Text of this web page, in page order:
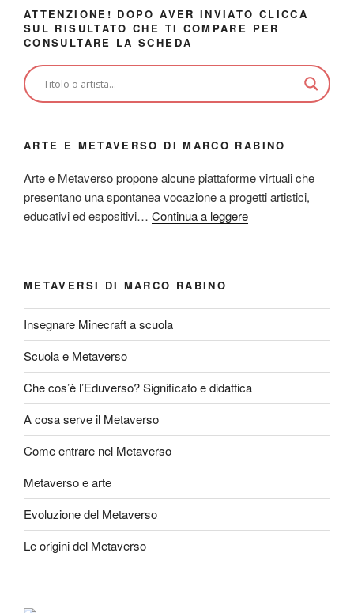
ATTENZIONE! DOPO AVER INVIATO CLICCA
SUL RISULTATO CHE TI COMPARE PER
CONSULTARE LA SCHEDA
ARTE E METAVERSO DI MARCO RABINO
Arte e Metaverso propone alcune piattaforme virtuali che
presentano una spontanea vocazione a progetti artistici,
educativi ed espositivi… Continua a leggere
METAVERSI DI MARCO RABINO
Insegnare Minecraft a scuola
Scuola e Metaverso
Che cos’è l’Eduverso? Significato e didattica
A cosa serve il Metaverso
Come entrare nel Metaverso
Metaverso e arte
Evoluzione del Metaverso
Le origini del Metaverso